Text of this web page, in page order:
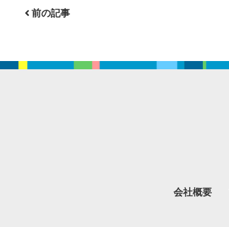
前の記事
会社概要